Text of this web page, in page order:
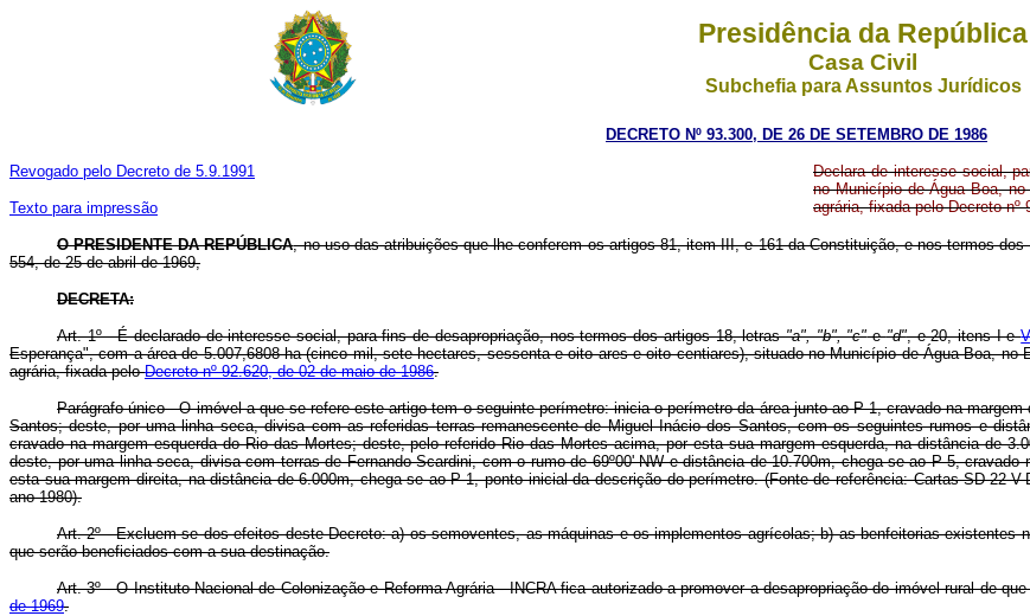
Presidência da República
Casa Civil
Subchefia para Assuntos Jurídicos
DECRETO Nº 93.300, DE 26 DE SETEMBRO DE 1986
Revogado pelo Decreto de 5.9.1991
Texto para impressão
Declara de interesse social,
no Município de Água Boa,
agrária, fixada pelo Decreto
O PRESIDENTE DA REPÚBLICA, no uso das atribuições que lhe conferem os artigos 81, item III, e 161 da Constituição, e nos termos
554, de 25 de abril de 1969,
DECRETA:
Art. 1º - É declarado de interesse social, para fins de desapropriação, nos termos dos artigos 18, letras"a", "b", "c"e"d", e 20, itens I e
Esperança", com a área de 5.007,6808 ha (cinco mil, sete hectares, sessenta e oito ares e oito centiares), situado no Município de Água Boa,
agrária, fixada peloDecreto nº 92.620, de 02 de maio de 1986.
Parágrafo único - O imóvel a que se refere este artigo tem o seguinte perímetro: inicia o perímetro da área junto ao P-1, cravado na
Santos; deste, por uma linha seca, divisa com as referidas terras remanescente de Miguel Inácio dos Santos, com os seguintes rumos e
cravado na margem esquerda do Rio das Mortes; deste, pelo referido Rio das Mortes acima, por esta sua margem esquerda, na distância de
deste, por uma linha seca, divisa com terras de Fernando Scardini, com o rumo de 69º00' NW e distância de 10.700m, chega-se ao P-5,
esta sua margem direita, na distância de 6.000m, chega-se ao P-1, ponto inicial da descrição do perímetro. (Fonte de referência: Cartas SD-22-
ano 1980).
Art. 2º - Excluem-se dos efeitos deste Decreto: a) os semoventes, as máquinas e os implementos agrícolas; b) as benfeitorias existentes
que serão beneficiados com a sua destinação.
Art. 3º - O Instituto Nacional de Colonização e Reforma Agrária - INCRA fica autorizado a promover a desapropriação do imóvel rural de
de 1969.